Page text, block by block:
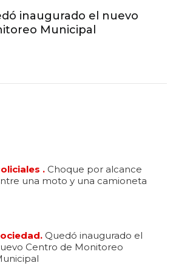
inaugurado el nuevo
Municipal
. Choque por alcance
una moto y una camioneta
Quedó inaugurado el
Centro de Monitoreo